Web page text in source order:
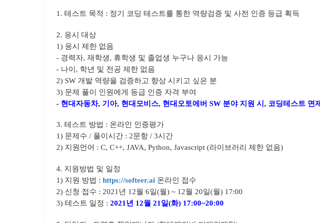
1. 테스트 목적 : 정기 코딩 테스트를 통한 역량검증 및 사전 인증 등급 획득
2. 응시 대상
1) 응시 제한 없음
- 경력자, 재학생, 휴학생 및 졸업생 누구나 응시 가능
- 나이, 학년 및 전공 제한 없음
2) SW 개발 역량을 검증하고 향상 시키고 싶은 분
3) 문제 풀이 인원에게 등급 인증 자격 부여
- 현대자동차, 기아, 현대모비스, 현대오토에버 SW 분야 지원 시, 코딩테스트 면제
3. 테스트 방법 : 온라인 인증평가
1) 문제수 / 풀이시간 : 2문항 / 3시간
2) 지원언어 : C, C++, JAVA, Python, Javascript (라이브러리 제한 없음)
4. 지원방법 및 일정
1) 지원 방법 : https://softeer.ai 온라인 접수
2) 신청 접수 : 2021년 12월 6일(월) ~ 12월 20일(월) 17:00
3) 테스트 일정 : 2021년 12월 21일(화) 17:00~20:00